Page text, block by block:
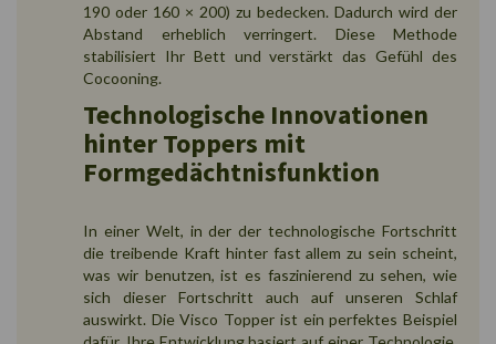
190 oder 160 × 200) zu bedecken. Dadurch wird der
Abstand erheblich verringert. Diese Methode
stabilisiert Ihr Bett und verstärkt das Gefühl des
Cocooning.
Technologische Innovationen
hinter Toppers mit
Formgedächtnisfunktion
In einer Welt, in der der technologische Fortschritt
die treibende Kraft hinter fast allem zu sein scheint,
was wir benutzen, ist es faszinierend zu sehen, wie
sich dieser Fortschritt auch auf unseren Schlaf
auswirkt. Die Visco Topper ist ein perfektes Beispiel